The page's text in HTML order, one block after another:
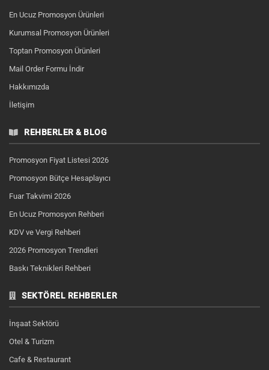
En Ucuz Promosyon Ürünleri
Kurumsal Promosyon Ürünleri
Toptan Promosyon Ürünleri
Mail Order Formu İndir
Hakkımızda
İletişim
REHBERLER & BLOG
Promosyon Fiyat Listesi 2026
Promosyon Bütçe Hesaplayıcı
Fuar Takvimi 2026
En Ucuz Promosyon Rehberi
KDV ve Vergi Rehberi
2026 Promosyon Trendleri
Baskı Teknikleri Rehberi
SEKTÖREL REHBERLER
İnşaat Sektörü
Otel & Turizm
Cafe & Restaurant